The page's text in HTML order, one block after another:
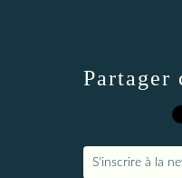
Partager
S'inscrire à la